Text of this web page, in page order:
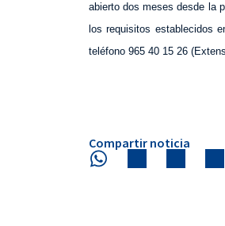
abierto dos meses desde la
los requisitos establecidos
teléfono 965 40 15 26
Compartir noticia